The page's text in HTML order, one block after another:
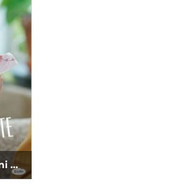
Frühling/Sommer Duni 2026